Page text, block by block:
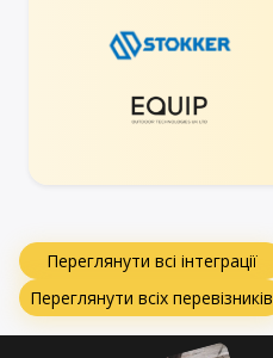
Переглянути всі інтеграції
Переглянути всіх перевізників